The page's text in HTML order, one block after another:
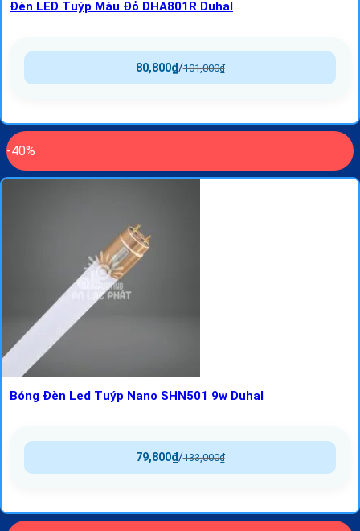
Đèn LED Tuýp Màu Đỏ DHA801R Duhal
101,000₫
/
80,800₫
-40%
Bóng Đèn Led Tuýp Nano SHN501 9w Duhal
133,000₫
/
79,800₫